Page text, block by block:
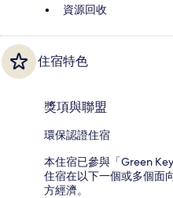
資源回收
住宿特色
獎項與聯盟
環保認證住宿
本住宿已參與「Green
住宿在以下一個或多個面
方經濟。